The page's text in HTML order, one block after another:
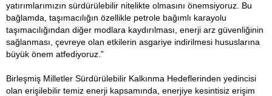
yatırımlarımızın sürdürülebilir nitelikte olmasını önemsiyoruz. Bu
bağlamda, taşımacılığın özellikle petrole bağımlı karayolu
taşımacılığından diğer modlara kaydırılması, enerji arz güvenliğinin
sağlanması, çevreye olan etkilerin asgariye indirilmesi hususlarına
büyük önem atfediyoruz.”
Birleşmiş Milletler Sürdürülebilir Kalkınma Hedeflerinden yedincisi
olan erişilebilir temiz enerji kapsamında, enerjiye kesintisiz erişim